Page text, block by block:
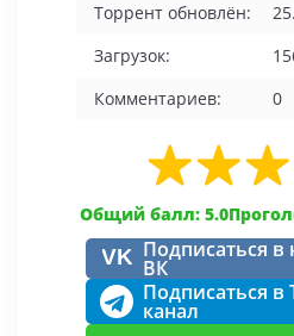
Торрент обновлён:
Загрузок:
Комментариев:
0
Общий балл: 5.0
VK Подписаться в
ВК
Подписаться в
канал